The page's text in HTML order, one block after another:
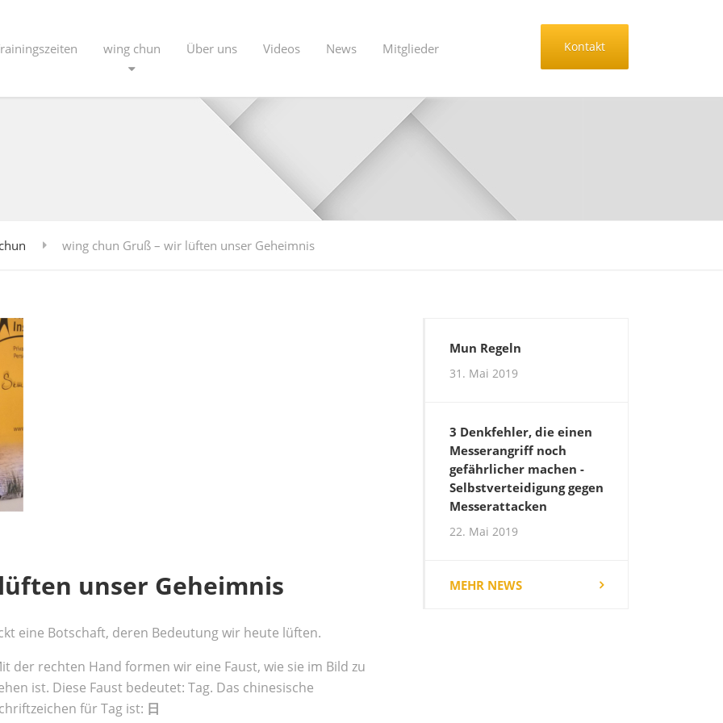
wing chun Über uns Videos News Mitglieder Kontakt
wing chun Gruß – wir lüften unser Geheimnis
unser Geheimnis
eine Botschaft, deren Bedeutung wir heute lüften.
der rechten Hand formen wir eine Faust, wie sie im Bild zu
ist. Diese Faust bedeutet: Tag. Das chinesische
für Tag ist: 日
Mun Regeln
31. Mai 2019
3 Denkfehler, die einen
Messerangriff noch
gefährlicher machen -
Selbstverteidigung gegen
Messerattacken
22. Mai 2019
MEHR NEWS